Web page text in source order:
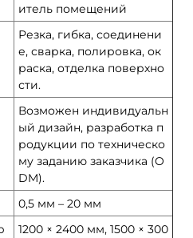
итель помещений
Резка, гибка, соединени
е, сварка, полировка, ок
раска, отделка поверхно
сти.
Возможен индивидуальн
ый дизайн, разработка п
родукции по техническо
му заданию заказчика (O
DM).
0,5 мм – 20 мм
1200 × 2400 мм, 1500 × 300